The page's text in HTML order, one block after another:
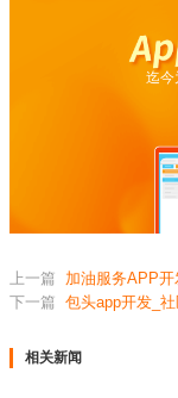
迄今
上一篇
加油服务APP
下一篇 包头app开发_
相关新闻